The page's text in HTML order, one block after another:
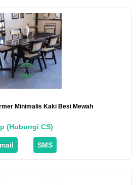
Minimalis Kaki Besi Mewah
(Hubungi CS)
SMS